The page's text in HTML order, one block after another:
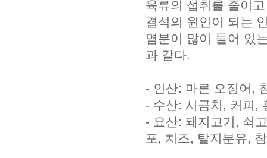
육류의 섭취를 줄이
결석의 원인이 되는
염분이 많이 들어 있
과 같다.
- 인산: 마른 오징어,
- 수산: 시금치, 커피,
- 요산: 돼지고기, 쇠
포, 치즈, 탈지분유,